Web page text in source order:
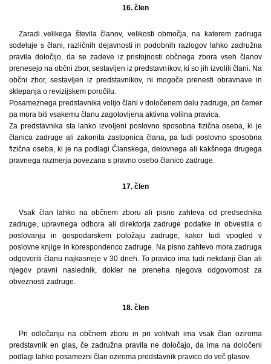
16. člen
Zaradi velikega števila članov, velikosti območja, na katerem zadruga
sodeluje s člani, različnih dejavnosti in podobnih razlogov lahko zadružna
pravila določijo, da se zadeve iz pristojnosti občnega zbora vseh članov
prenesejo na občni zbor, sestavljen iz predstavnikov, ki so jih izvolili člani. Na
občni zbor, sestavljen iz predstavnikov, ni mogoče prenesti obravnave in
sklepanja o revizijskem poročilu.
Posameznega predstavnika volijo člani v določenem delu zadruge, pri čemer
pa mora biti vsakemu članu zagotovljena aktivna volilna pravica.
Za predstavnika sta lahko izvoljeni poslovno sposobna fizična oseba, ki je
članica zadruge ali zakonita zastopnica člana, pa tudi poslovno sposobna
fizična oseba, ki je na podlagi Članskega, delovnega ali kakšnega drugega
pravnega razmerja povezana s pravno osebo članico zadruge.
17. člen
Vsak član lahko na občnem zboru ali pisno zahteva od predsednika
zadruge, upravnega odbora ali direktorja zadruge podatke in obvestila o
poslovanju in gospodarskem položaju zadruge, kakor tudi vpogled v
poslovne knjige in korespondenco zadruge. Na pisno zahtevo mora zadruga
odgovoriti članu najkasneje v 30 dneh. To pravico ima tudi nekdanji član ali
njegov pravni naslednik, dokler ne preneha njegova odgovornost za
obveznosti zadruge.
18. člen
Pri odločanju na občnem zboru in pri volitvah ima vsak član oziroma
predstavnik en glas, če zadružna pravila ne določajo, da ima na določeni
podlagi lahko posamezni član oziroma predstavnik pravico do več glasov.